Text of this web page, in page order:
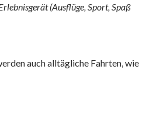
(Ausflüge, Sport, Spaß
auch alltägliche Fahrten, wie